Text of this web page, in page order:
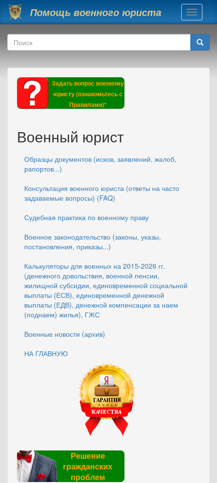
Перейти к основному содержанию
Помощь военного юриста
Toggle
Форма поиска
Поиск
Задать вопрос военному
юристу (ознакомьтесь с
Правилами)*
Военный юрист
Образцы документов (исков, заявлений, жалоб,
рапортов...)
Консультация военного юриста (ответы на часто
задаваемые вопросы) (FAQ)
Судебная практика по военному праву
Военное законодательство (законы, указы,
постановления, приказы...)
Калькуляторы для военных на 2015-2026 гг.
(денежного довольствия, военной пенсии,
жилищной субсидии, единовременной социальной
выплаты (ЕСВ), единовременной денежной
выплаты (ЕДВ), денежной компенсации за наем
(поднаем) жилья), ГЖС
Военные новости (архив)
НА ГЛАВНУЮ
Решение
гражданских
проблем